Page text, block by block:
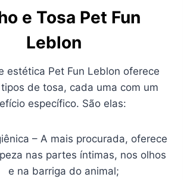
e Tosa Pet Fun
Leblon
estética Pet Fun Leblon oferece
de tosa, cada uma com um
específico. São elas:
– A mais procurada, oferece
nas partes íntimas, nos olhos
e na barriga do animal;